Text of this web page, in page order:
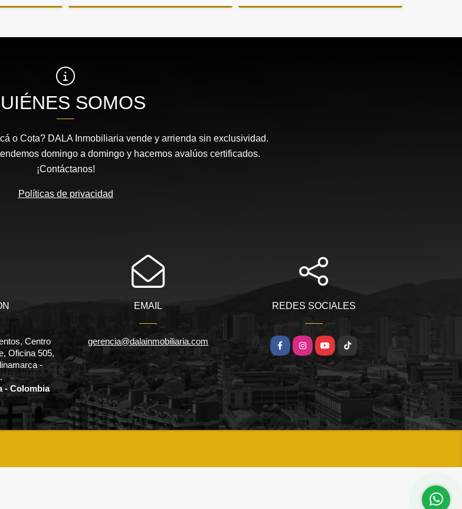
$3.099.800.000 $339.900.000
SOMOS
o Cota? DALA Inmobiliaria vende y arrienda sin exclusividad.
domingo a domingo y hacemos avalúos certificados.
¡Contáctanos!
Políticas de privacidad
Centro
Oficina 505,
-
- Colombia
EMAIL
gerencia@dalainmobiliaria.com
REDES SOCIALES
FacebookInstagramYouTube
TikTok